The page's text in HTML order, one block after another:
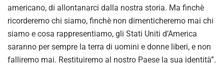
americano, di allontanarci dalla nostra storia. Ma finchè
ricorderemo chi siamo, finchè non dimenticheremo mai chi
siamo e cosa rappresentiamo, gli Stati Uniti d’America
saranno per sempre la terra di uomini e donne liberi, e non
falliremo mai. Restituiremo al nostro Paese la sua identità”.